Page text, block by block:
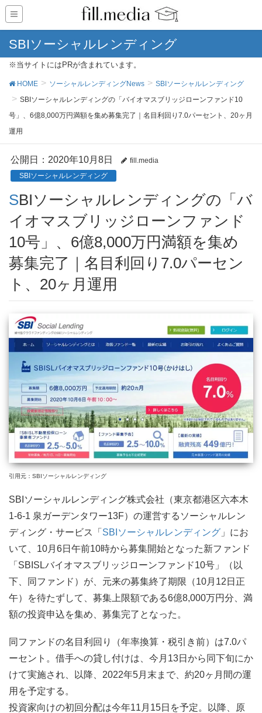
SBIソーシャルレンディング
※当サイトにはPRが含まれています。
HOME ソーシャルレンディングNews
SBIソーシャルレンディング
SBIソーシャルレンディングの「バイオマスブリッジローンファンド10
号」、6億8,000万円満額を集め募集完了｜名目利回り7.0パーセント、20ヶ月
運用
公開日： 2020年10月8日
fill.media
SBIソーシャルレンディング
SBIソーシャルレンディングの「バ
イオマスブリッジローンファンド
10号」、6億8,000万円満額を集め
募集完了｜名目利回り7.0パーセン
ト、20ヶ月運用
引用元：SBIソーシャルレンディング
SBIソーシャルレンディング株式会社（東京都港区六本木
1-6-1 泉ガーデンタワー13F）の運営するソーシャルレン
ディング・サービス「 SBIソーシャルレンディング 」にお
いて、10月6日午前10時から募集開始となった新ファンド
「SBISLバイオマスブリッジローンファンド10号」（以
下、同ファンド）が、元来の募集終了期限（10月12日正
午）を待たずして、募集上限額である6億8,000万円分、満
額の投資申込を集め、募集完了となった。
同ファンドの名目利回り（年率換算・税引き前）は7.0パ
ーセント。借手への貸し付けは、今月13日から同下旬にか
けて実施され、以降、2022年5月末まで、約20ヶ月間の運
用を予定する。
投資家向けの初回分配は今年11月15日を予定。以降、原